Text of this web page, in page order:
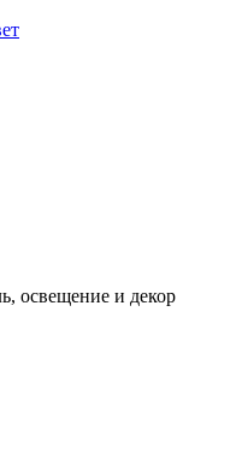
освещение и декор